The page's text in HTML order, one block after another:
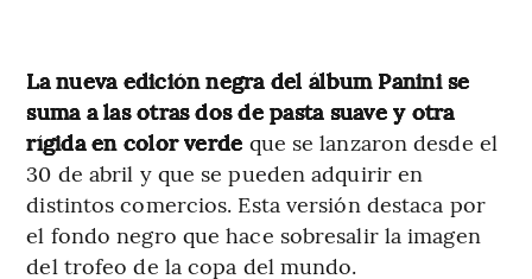
La nueva edición negra del álbum Panini se
suma a las otras dos de pasta suave y otra
rígida en color verde que se lanzaron desde el
30 de abril y que se pueden adquirir en
distintos comercios. Esta versión destaca por
el fondo negro que hace sobresalir la imagen
del trofeo de la copa del mundo.